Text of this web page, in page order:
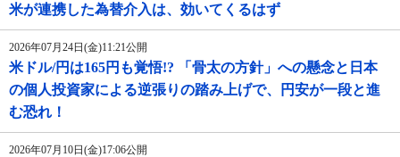
米が連携した為替介入は、効いてくるはず
2026年07月24日(金)11:21公開
米ドル/円は165円も覚悟!? 「骨太の方針」への懸念と日本
の個人投資家による逆張りの踏み上げで、円安が一段と進
む恐れ！
2026年07月10日(金)17:06公開